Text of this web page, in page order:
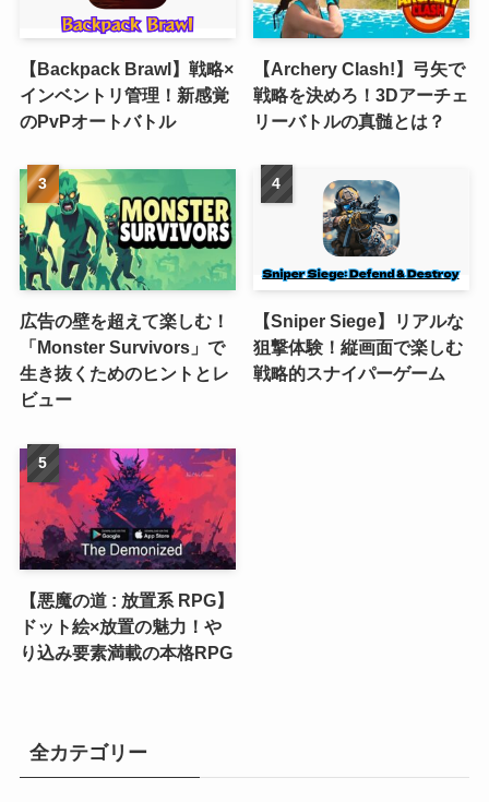
【Backpack Brawl】戦略×
インベントリ管理！新感覚
のPvPオートバトル
【Archery Clash!】弓矢で
戦略を決めろ！3Dアーチェ
リーバトルの真髄とは？
広告の壁を超えて楽しむ！
「Monster Survivors」で
生き抜くためのヒントとレ
ビュー
【Sniper Siege】リアルな
狙撃体験！縦画面で楽しむ
戦略的スナイパーゲーム
【悪魔の道 : 放置系 RPG】
ドット絵×放置の魅力！や
り込み要素満載の本格RPG
全カテゴリー